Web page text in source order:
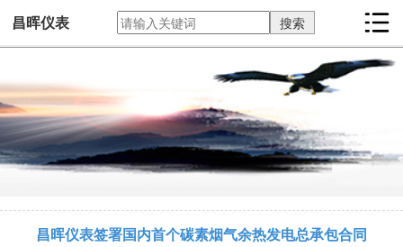
昌晖仪表
昌晖仪表签署国内首个碳素烟气余热发电总承包合同